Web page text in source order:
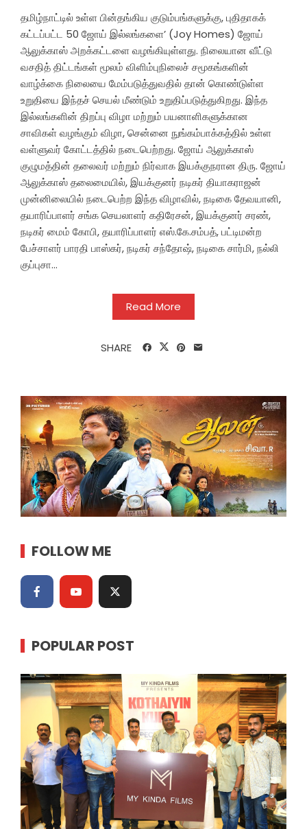
தமிழ்நாட்டில் உள்ள பின்தங்கிய குடும்பங்களுக்கு, புதிதாகக்
கட்டப்பட்ட 50 ஜோய் இல்லங்களை’ (Joy Homes) ஜோய்
ஆலுக்காஸ் அறக்கட்டளை வழங்கியுள்ளது. நிலையான வீட்டு
வசதித் திட்டங்கள் மூலம் விளிம்புநிலைச் சமூகங்களின்
வாழ்க்கை நிலையை மேம்படுத்துவதில் தான் கொண்டுள்ள
உறுதியை இந்தச் செயல் மீண்டும் உறுதிப்படுத்துகிறது. இந்த
இல்லங்களின் திறப்பு விழா மற்றும் பயனாளிகளுக்கான
சாவிகள் வழங்கும் விழா, சென்னை நுங்கம்பாக்கத்தில் உள்ள
வள்ளுவர் கோட்டத்தில் நடைபெற்றது. ஜோய் ஆலுக்காஸ்
குழுமத்தின் தலைவர் மற்றும் நிர்வாக இயக்குநரான திரு. ஜோய்
ஆலுக்காஸ் தலைமையில், இயக்குனர் நடிகர் தியாகராஜன்
முன்னிலையில் நடைபெற்ற இந்த விழாவில், நடிகை தேவயானி,
தயாரிப்பாளர் சங்க செயலாளர் கதிரேசன், இயக்குனர் சரண்,
நடிகர் மைம் கோபி, தயாரிப்பாளர் எஸ்.கே.சம்பத், பட்டிமன்ற
பேச்சாளர் பாரதி பாஸ்கர், நடிகர் சந்தோஷ், நடிகை சார்மி, நல்லி
குப்புசா...
Read More
SHARE
FOLLOW ME
POPULAR POST